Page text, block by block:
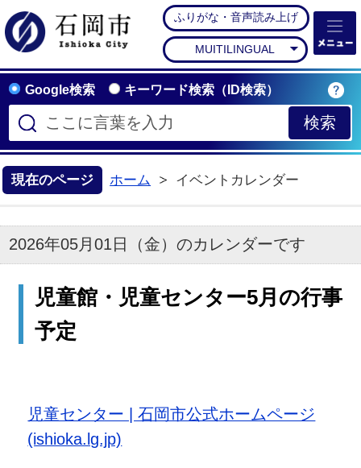
石岡市公式ホームペー
ふりがな・音声読み上げ
MUITILINGUAL
Google検索 キーワード検索（ID検索）
現在のページ ホーム イベントカレンダー
2026年05月01日（金）のカレンダーです
児童館・児童センター5月の行事
予定
児童センター | 石岡市公式ホームページ
(ishioka.lg.jp)